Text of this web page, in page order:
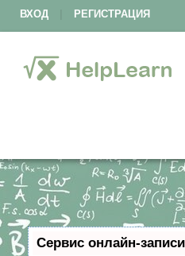
ВХОД РЕГИСТРАЦИЯ
Сервис онлайн-